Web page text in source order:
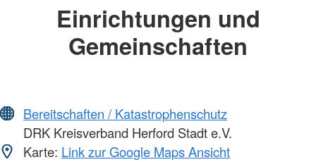
Einrichtungen und
Gemeinschaften
Bereitschaften / Katastrophenschutz
DRK Kreisverband Herford Stadt e.V.
Karte: Link zur Google Maps Ansicht